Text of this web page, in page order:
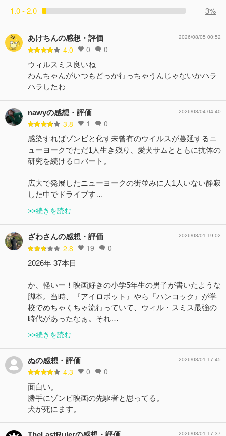
1.0 - 2.0 3%
あけちんの感想・評価
4.0 0 0
2026/08/05 00:52
ウィルスミス良いね
わんちゃんがいつもどっか行っちゃうんじゃないかハラ
ハラしたわ
nawyの感想・評価
3.8 1 0
2026/08/04 04:40
感染すればゾンビと化す未曾有のウイルスが蔓延するニ
ューヨークでただ1人生き残り、愛犬サムとともに抗体の
研究を続けるロバート。
広大で発展したニューヨークの街並みに人1人いない静寂
した中でドライブす…
>>続きを読む
ざわさんの感想・評価
2.8 19 0
2026/08/01 19:02
2026年 37本目
か、軽いー！映画好きの小学5年生の男子が書いたような
脚本。当時、『アイロボット』やら『ハンコック』が学
校でめちゃくちゃ流行っていて、ウィル・スミス最強の
時代があったなぁ。それ…
>>続きを読む
ぬの感想・評価
4.3 0 0
2026/08/01 17:45
面白い。
勝手にゾンビ映画の先駆者と思ってる。
犬が死にます。
2026/08/01 17:37